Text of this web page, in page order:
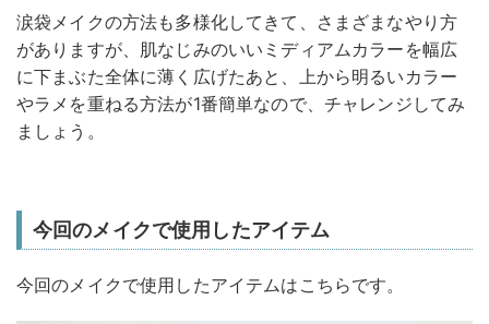
涙袋メイクの方法も多様化してきて、さまざまなやり方
がありますが、肌なじみのいいミディアムカラーを幅広
に下まぶた全体に薄く広げたあと、上から明るいカラー
やラメを重ねる方法が1番簡単なので、チャレンジしてみ
ましょう。
今回のメイクで使用したアイテム
今回のメイクで使用したアイテムはこちらです。